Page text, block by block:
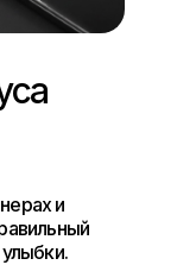
и